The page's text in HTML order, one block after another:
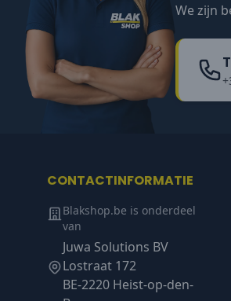
We zijn
CONTACTINFORMATIE
Blakshop.be is onderdeel
van
Juwa Solutions BV
Lostraat 172
BE-2220 Heist-op-den-